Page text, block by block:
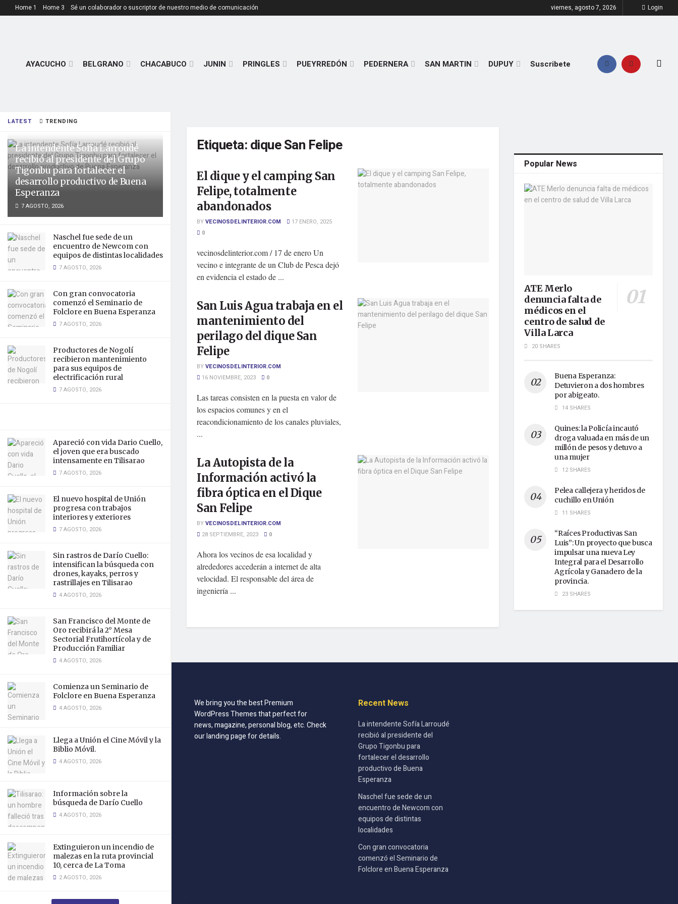
LATEST TRENDING
La intendente Sofía Larroudé
recibió al presidente del Grupo
Tigonbu para fortalecer el
desarrollo productivo de Buena
Esperanza
7 AGOSTO, 2026
Naschel fue sede de un
encuentro de Newcom con
equipos de distintas localidades
7 AGOSTO, 2026
Con gran convocatoria
comenzó el Seminario de
Folclore en Buena Esperanza
7 AGOSTO, 2026
Productores de Nogolí
recibieron mantenimiento
para sus equipos de
electrificación rural
7 AGOSTO, 2026
Apareció con vida Dario Cuello,
el joven que era buscado
intensamente en Tilisarao
7 AGOSTO, 2026
El nuevo hospital de Unión
progresa con trabajos
interiores y exteriores
7 AGOSTO, 2026
Sin rastros de Darío Cuello:
intensifican la búsqueda con
drones, kayaks, perros y
rastrillajes en Tilisarao
4 AGOSTO, 2026
San Francisco del Monte de
Oro recibirá la 2° Mesa
Sectorial Frutihortícola y de
Producción Familiar
4 AGOSTO, 2026
Comienza un Seminario de
Folclore en Buena Esperanza
4 AGOSTO, 2026
Llega a Unión el Cine Móvil y la
Biblio Móvil.
4 AGOSTO, 2026
Información sobre la
búsqueda de Darío Cuello
4 AGOSTO, 2026
Extinguieron un incendio de
malezas en la ruta provincial
10, cerca de La Toma
2 AGOSTO, 2026
Home 1 Home 3 Sé un colaborador o suscriptor de nuestro medio de comunicación viernes, agosto 7, 2026 Login
AYACUCHO BELGRANO CHACABUCO JUNIN PRINGLES PUEYRREDÓN PEDERNERA SAN MARTIN DUPUY Suscribete
Etiqueta:dique San Felipe
El dique y el camping San
Felipe, totalmente
abandonados
BYVECINOSDELINTERIOR.COM
17 ENERO, 2025
0
vecinosdelinterior.com / 17 de enero Un
vecino e integrante de un Club de Pesca dejó
en evidencia el estado de ...
San Luis Agua trabaja en el
mantenimiento del
perilago del dique San
Felipe
BYVECINOSDELINTERIOR.COM
16 NOVIEMBRE, 2023
0
Las tareas consisten en la puesta en valor de
los espacios comunes y en el
reacondicionamiento de los canales pluviales,
...
La Autopista de la
Información activó la
fibra óptica en el Dique
San Felipe
BYVECINOSDELINTERIOR.COM
28 SEPTIEMBRE, 2023
0
Ahora los vecinos de esa localidad y
alrededores accederán a internet de alta
velocidad. El responsable del área de
ingeniería ...
Popular News
ATE Merlo
denuncia falta de
médicos en el
centro de salud de
Villa Larca
20 SHARES
Buena Esperanza:
Detuvieron a dos hombres
por abigeato.
14 SHARES
Quines: la Policía incautó
droga valuada en más de un
millón de pesos y detuvo a
una mujer
12 SHARES
Pelea callejera y heridos de
cuchillo en Unión
11 SHARES
“Raíces Productivas San
Luis”: Un proyecto que busca
impulsar una nueva Ley
Integral para el Desarrollo
Agrícola y Ganadero de la
provincia.
23 SHARES
We bring you the best Premium
WordPress Themes that perfect for
news, magazine, personal blog, etc. Check
our landing page for details.
Recent News
La intendente Sofía Larroudé
recibió al presidente del
Grupo Tigonbu para
fortalecer el desarrollo
productivo de Buena
Esperanza
Naschel fue sede de un
encuentro de Newcom con
equipos de distintas
localidades
Con gran convocatoria
comenzó el Seminario de
Folclore en Buena Esperanza